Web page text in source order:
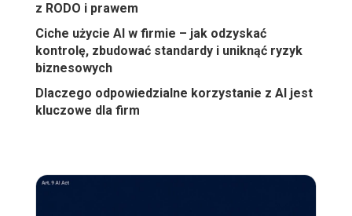
z RODO i prawem
Ciche użycie AI w firmie – jak odzyskać
kontrolę, zbudować standardy i uniknąć ryzyk
biznesowych
Dlaczego odpowiedzialne korzystanie z AI jest
kluczowe dla firm